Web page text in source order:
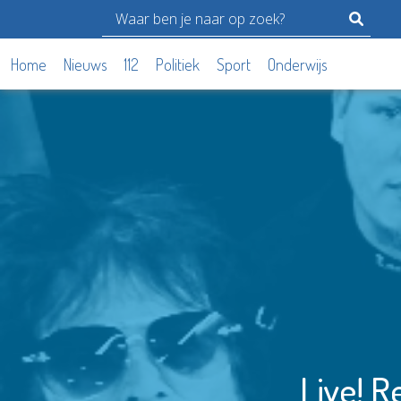
Home Nieuws 112 Politiek Sport Onderwijs
Live!